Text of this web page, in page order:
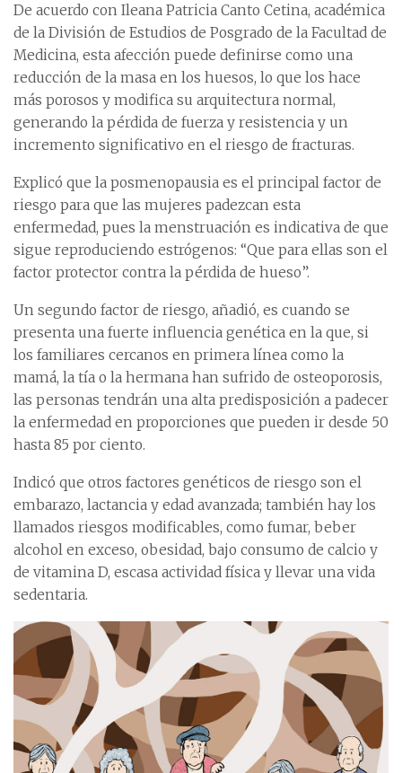
De acuerdo con Ileana Patricia Canto Cetina, académica
de la División de Estudios de Posgrado de la Facultad de
Medicina, esta afección puede definirse como una
reducción de la masa en los huesos, lo que los hace
más porosos y modifica su arquitectura normal,
generando la pérdida de fuerza y resistencia y un
incremento significativo en el riesgo de fracturas.
Explicó que la posmenopausia es el principal factor de
riesgo para que las mujeres padezcan esta
enfermedad, pues la menstruación es indicativa de que
sigue reproduciendo estrógenos: “Que para ellas son el
factor protector contra la pérdida de hueso”.
Un segundo factor de riesgo, añadió, es cuando se
presenta una fuerte influencia genética en la que, si
los familiares cercanos en primera línea como la
mamá, la tía o la hermana han sufrido de osteoporosis,
las personas tendrán una alta predisposición a padecer
la enfermedad en proporciones que pueden ir desde 50
hasta 85 por ciento.
Indicó que otros factores genéticos de riesgo son el
embarazo, lactancia y edad avanzada; también hay los
llamados riesgos modificables, como fumar, beber
alcohol en exceso, obesidad, bajo consumo de calcio y
de vitamina D, escasa actividad física y llevar una vida
sedentaria.